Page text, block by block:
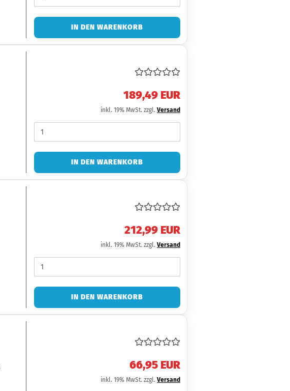
IN DEN WARENKORB
189,49 EUR
inkl. 19% MwSt. zzgl. Versand
IN DEN WARENKORB
212,99 EUR
inkl. 19% MwSt. zzgl. Versand
IN DEN WARENKORB
66,95 EUR
inkl. 19% MwSt. zzgl. Versand